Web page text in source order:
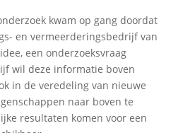
kwam op gang doordat
en vermeerderingsbedrijf van
een onderzoeksvraag
wil deze informatie boven
in de veredeling van nieuwe
naar boven te
resultaten komen voor een